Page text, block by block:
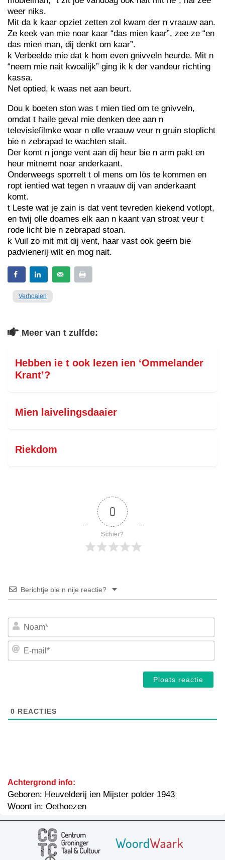
weer niks.
Mit da k kaar opziet zetten zol kwam der n vraauw aan.
Ze keek van mie noar kaar “das mien kaar”, zee ze “en
das mien man, dij denkt om kaar”.
k Verbeelde mie dat k hom even gnivveln heurde. Mit n
“neem mie nait kwoalijk” ging ik k der vandeur richting
kassa.
Net optied, k waas net aan beurt.
Dou k boeten ston was t mien tied om te gnivveln,
omdat t haile geval mie denken dee aan n
televisiefilmke woar n olle vraauw veur n gruin stoplicht
bie n zebrapad te wachten stait.
Der komt n jonge vent aan dij heur bie n arm pakt en
heur mitnemt noar anderkaant.
Onderweegs sporrelt t ol mens om lös te kommen en
ropt ientied wat tegen n vraauw dij van anderkaant
komt.
t Leste wat je zain is dat vent tevreden kiekend votlopt,
en twij olle doames elk aan n kaant van stroat veur t
rode licht bie n zebrapad stoan.
k Vuil zo mit mit dij vent, haar vast ook geern bie
padvienerij wilt en mog nait.
Verhoalen
Meer van t zulfde:
Hebben ie t ook lezen ien ‘Ommelander
Krant’?
Mien laivelingsdaaier
Riekdom
0
Schier?
Berichtje bie n nije reactie?
E-
0 REACTIES
Achtergrond info:
Geboren: Heuvelderij ien Mijster polder 1943
Woont in: Oethoezen